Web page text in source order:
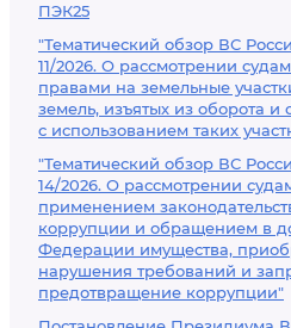
ПЭК25
"Тематический обзор ВС
11/2026. О рассмотрении
правами на земельные
земель, изъятых из оборота и
с использованием таких
"Тематический обзор ВС
14/2026. О рассмотрении
применением
коррупции и обращением в
Федерации имущества,
нарушения требований и
предотвращение коррупции"